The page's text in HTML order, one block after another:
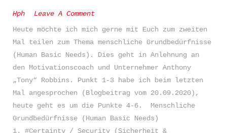
Entscheide Dich
MEHR INFOS
HÖFIS -
Kleidung
Hph
Leave A Comment
Heute möchte ich mich gerne mit Euch zum zweiten
Mal teilen zum Thema menschliche Grundbedürfnisse
(Human Basic Needs). Dies geht in Anlehnung an
den Motivationscoach und Unternehmer Anthony
„Tony“ Robbins. Punkt 1-3 habe ich beim letzten
Mal angesprochen (Blogbeitrag vom 20.09.2020),
heute geht es um die Punkte 4-6. Menschliche
Grundbedürfnisse (Human Basic Needs)
1. #Certainty / Security (Sicherheit &